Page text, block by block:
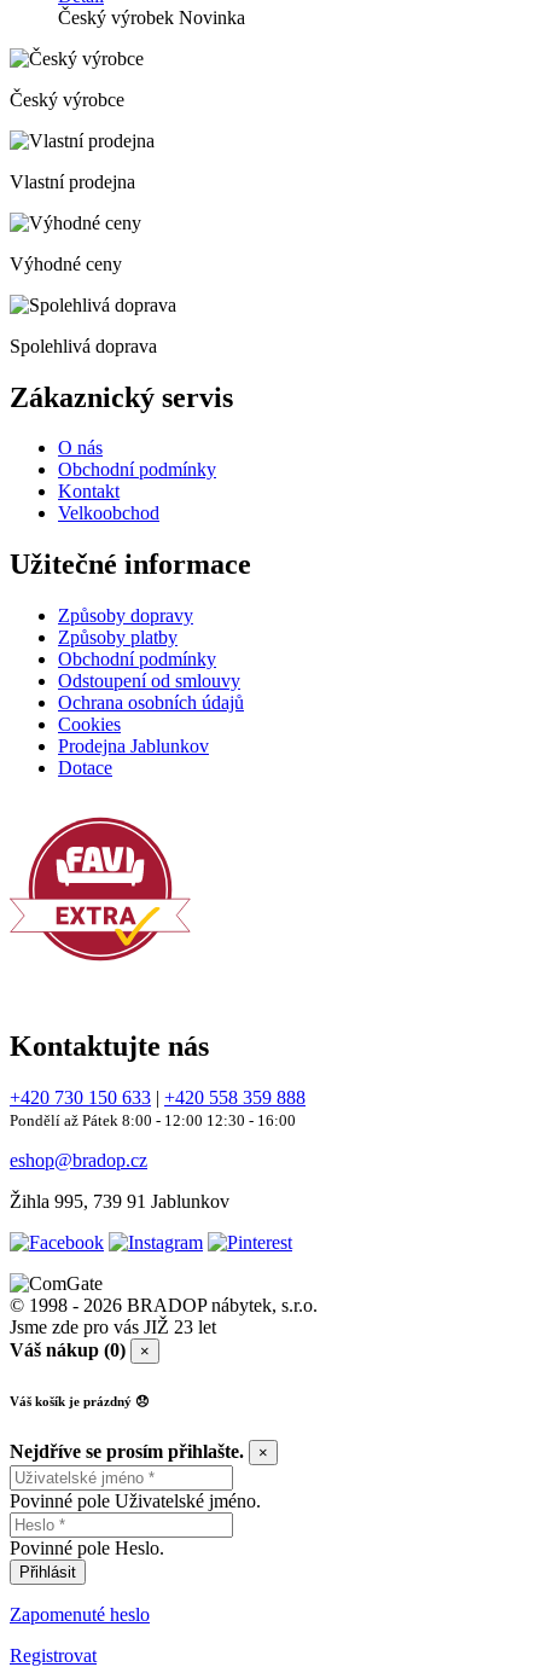
Český výrobek Novinka
Český výrobce
Vlastní prodejna
Výhodné ceny
Spolehlivá doprava
Zákaznický servis
O nás
Obchodní podmínky
Kontakt
Velkoobchod
Užitečné informace
Způsoby dopravy
Způsoby platby
Obchodní podmínky
Odstoupení od smlouvy
Ochrana osobních údajů
Cookies
Prodejna Jablunkov
Dotace
Kontaktujte nás
+420 730 150 633 | +420 558 359 888
Pondělí až Pátek 8:00 - 12:00 12:30 - 16:00
eshop@bradop.cz
Žihla 995, 739 91 Jablunkov
© 1998 - 2026 BRADOP nábytek, s.r.o.
Jsme zde pro vás JIŽ 23 let
Váš nákup (0)
×
Váš košík je prázdný 😞
Nejdříve se prosím přihlašte. ×
Povinné pole Uživatelské jméno.
Povinné pole Heslo.
Přihlásit
Zapomenuté heslo
Registrovat